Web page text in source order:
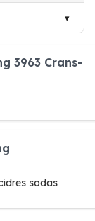
3963 Crans-
sodas